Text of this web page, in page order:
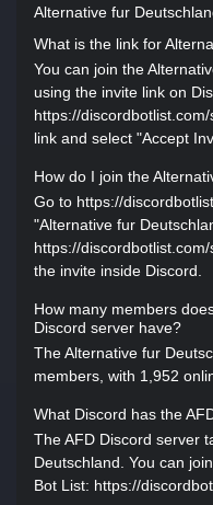
Alternative fur
What is the link for
You can join the
using the invite link on
https://
link and select "Accept
How do I join the
Go to https://
"Alternative fur
https://
the invite inside Discord.
How many members
Discord server have?
The Alternative fur
members, with 1,952
What Discord has the
The AFD Discord server
Deutschland. You can
Bot List: https://